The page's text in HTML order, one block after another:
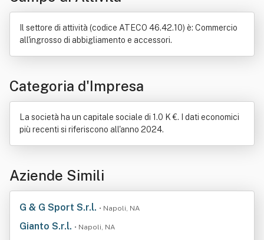
Il settore di attività (codice ATECO 46.42.10) è: Commercio
all'ingrosso di abbigliamento e accessori.
Categoria d'Impresa
La società ha un capitale sociale di 1.0 K €. I dati economici
più recenti si riferiscono all'anno 2024.
Aziende Simili
G & G Sport S.r.l. • Napoli, NA
Gianto S.r.l. • Napoli, NA